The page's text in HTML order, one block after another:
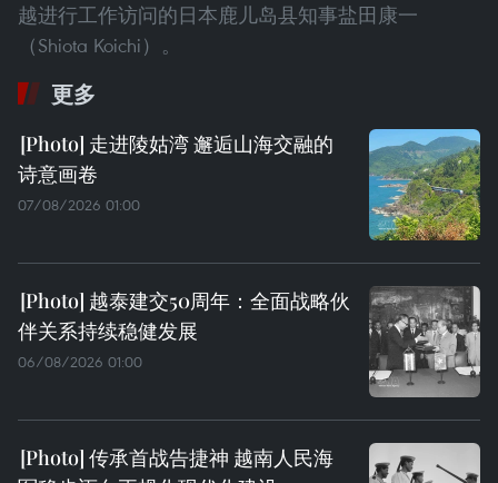
越进行工作访问的日本鹿儿岛县知事盐田康一
（Shiota Koichi）。
更多
走进陵姑湾 邂逅山海交融的
诗意画卷
07/08/2026 01:00
越泰建交50周年：全面战略伙
伴关系持续稳健发展
06/08/2026 01:00
传承首战告捷神 越南人民海